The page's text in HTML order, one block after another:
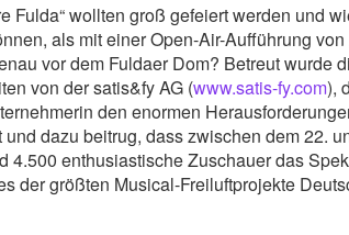
Fulda“ wollten groß gefeiert werden und
als mit einer Open-Air-Aufführung
vor dem Fuldaer Dom? Betreut wurde
von der satis&fy AG (www.satis-fy.com),
den enormen
und dazu beitrug, dass zwischen dem 22.
4.500 enthusiastische Zuschauer das
der größten Musical-Freiluftprojekte